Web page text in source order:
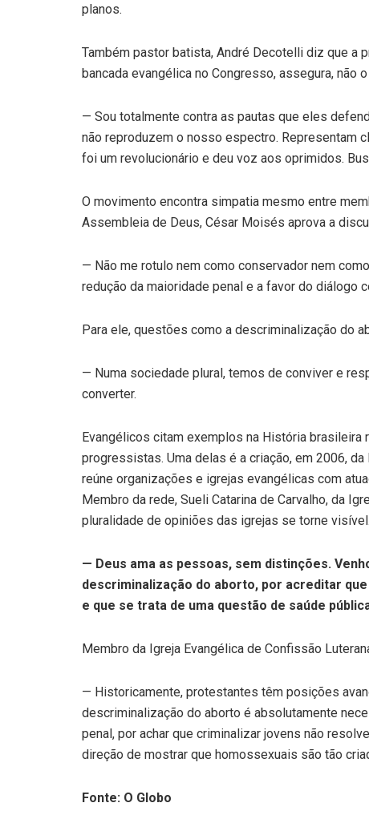
planos.
Também pastor batista, André Decotelli diz que a
bancada evangélica no Congresso, assegura, não
— Sou totalmente contra as pautas que eles
não reproduzem o nosso espectro. Representam
foi um revolucionário e deu voz aos oprimidos.
O movimento encontra simpatia mesmo entre
Assembleia de Deus, César Moisés aprova a
— Não me rotulo nem como conservador nem
redução da maioridade penal e a favor do diálogo
Para ele, questões como a descriminalização do
— Numa sociedade plural, temos de conviver e
converter.
Evangélicos citam exemplos na História
progressistas. Uma delas é a criação, em 2006,
reúne organizações e igrejas evangélicas com
Membro da rede, Sueli Catarina de Carvalho, da
pluralidade de opiniões das igrejas se torne visível.
— Deus ama as pessoas, sem distinções.
descriminalização do aborto, por acreditar
e que se trata de uma questão de saúde
Membro da Igreja Evangélica de Confissão
— Historicamente, protestantes têm posições
descriminalização do aborto é absolutamente
penal, por achar que criminalizar jovens não
direção de mostrar que homossexuais são tão
Fonte: O Globo